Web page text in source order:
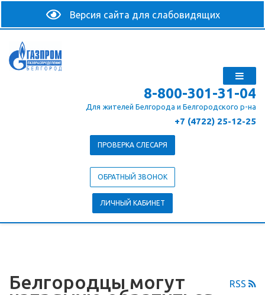
8-800-301-31-04
Для жителей Белгорода и Белгородского р-на
+7 (4722) 25-12-25
ПРОВЕРКА СЛЕСАРЯ
ОБРАТНЫЙ ЗВОНОК
ЛИЧНЫЙ КАБИНЕТ
RSS
Белгородцы могут